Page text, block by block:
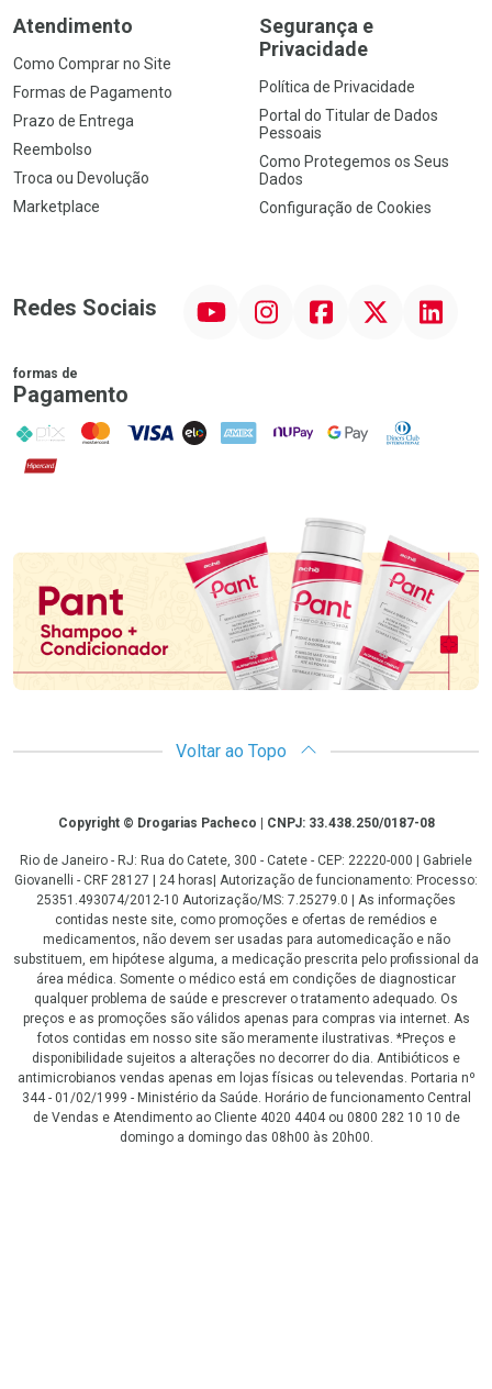
Atendimento
Como Comprar no Site
Formas de Pagamento
Prazo de Entrega
Reembolso
Troca ou Devolução
Marketplace
Segurança e
Privacidade
Política de Privacidade
Portal do Titular de Dados
Pessoais
Como Protegemos os Seus
Dados
Configuração de Cookies
Redes Sociais InstagramFacebookTwitter Linkedin
formas de
Pagamento
PIX MasterCard
VISA ELO AMEX NuPay Google PayDiners Club
Hipercard
Promoção em Destaque
Voltar ao Topo
CopyrightCopyright © Drogarias Pacheco | CNPJ: 33.438.250/0187-08
Rio de Janeiro - RJ: Rua do Catete, 300 - Catete - CEP: 22220-000 | Gabriele
Giovanelli - CRF 28127 | 24 horas| Autorização de funcionamento: Processo:
25351.493074/2012-10 Autorização/MS: 7.25279.0 | As informações
contidas neste site, como promoções e ofertas de remédios e
medicamentos, não devem ser usadas para automedicação e não
substituem, em hipótese alguma, a medicação prescrita pelo profissional da
área médica. Somente o médico está em condições de diagnosticar
qualquer problema de saúde e prescrever o tratamento adequado. Os
preços e as promoções são válidos apenas para compras via internet. As
fotos contidas em nosso site são meramente ilustrativas. *Preços e
disponibilidade sujeitos a alterações no decorrer do dia. Antibióticos e
antimicrobianos vendas apenas em lojas físicas ou televendas. Portaria nº
344 - 01/02/1999 - Ministério da Saúde. Horário de funcionamento Central
de Vendas e Atendimento ao Cliente 4020 4404 ou 0800 282 10 10 de
domingo a domingo das 08h00 às 20h00.